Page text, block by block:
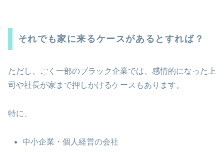
それでも家に来るケースがあるとすれば？
ただし、ごく一部のブラック企業では、感情的になった上
司や社長が家まで押しかけるケースもあります。
特に、
中小企業・個人経営の会社